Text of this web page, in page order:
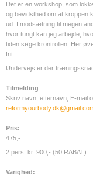
Det er en workshop, som
og bevidsthed om at kroppen
ud. I modsætning til megen
hvor tungt kan jeg arbejde,
tiden søge krontrollen. Her
frit.
Undervejs er der
Tilmelding
Skriv navn, efternavn, E-mail
Pris:
475,-
2 pers. kr. 900,- (50 RABAT)
Varighed: